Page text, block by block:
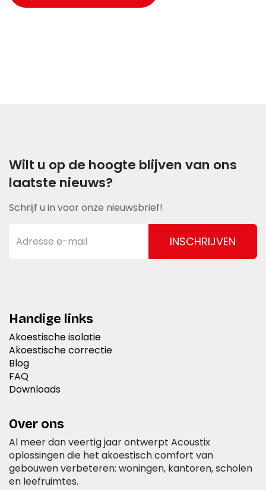
Wilt u op de hoogte blijven van ons
laatste nieuws?
Schrijf u in voor onze nieuwsbrief!
INSCHRIJVEN
Handige links
Akoestische isolatie
Akoestische correctie
Blog
FAQ
Downloads
Over ons
Al meer dan veertig jaar ontwerpt Acoustix
oplossingen die het akoestisch comfort van
gebouwen verbeteren: woningen, kantoren, scholen
en leefruimtes.